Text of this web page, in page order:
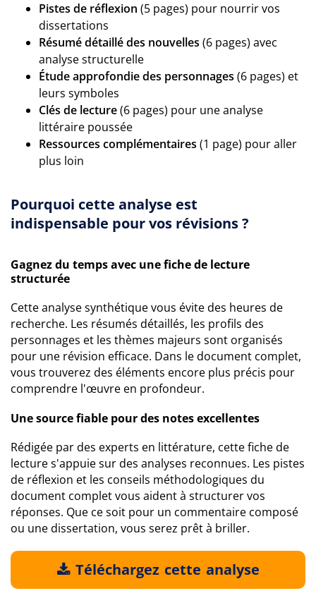
Pistes de réflexion (5 pages) pour nourrir vos
dissertations
Résumé détaillé des nouvelles (6 pages) avec
analyse structurelle
Étude approfondie des personnages (6 pages) et
leurs symboles
Clés de lecture(6 pages) pour une analyse
littéraire poussée
Ressources complémentaires (1 page) pour aller
plus loin
Pourquoi cette analyse est
indispensable pour vos révisions ?
Gagnez du temps avec une fiche de lecture
structurée
Cette analyse synthétique vous évite des heures de
recherche. Les résumés détaillés, les profils des
personnages et les thèmes majeurs sont organisés
pour une révision efficace. Dans le document complet,
vous trouverez des éléments encore plus précis pour
comprendre l'œuvre en profondeur.
Une source fiable pour des notes excellentes
Rédigée par des experts en littérature, cette fiche de
lecture s'appuie sur des analyses reconnues. Les pistes
de réflexion et les conseils méthodologiques du
document complet vous aident à structurer vos
réponses. Que ce soit pour un commentaire composé
ou une dissertation, vous serez prêt à briller.
Téléchargez cette analyse